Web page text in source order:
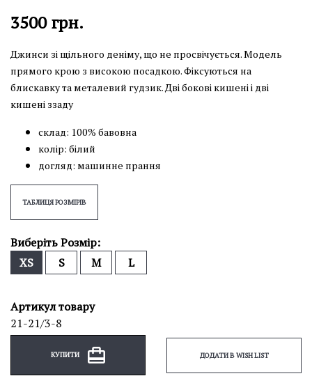
3500грн.
Джинси зі щільного деніму, що не просвічується. Модель
прямого крою з високою посадкою. Фіксуються на
блискавку та металевий гудзик. Дві бокові кишені і дві
кишені ззаду
склад: 100% бавовна
колір: білий
догляд: машинне прання
ТАБЛИЦЯ РОЗМІРІВ
Виберіть Розмір:
XS
S M L
Артикул товару
21-21/3-8
КУПИТИ ДОДАТИ В WISH LIST